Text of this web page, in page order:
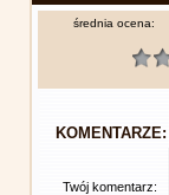
średnia ocena:
KOMENTARZE:
Twój komentarz: